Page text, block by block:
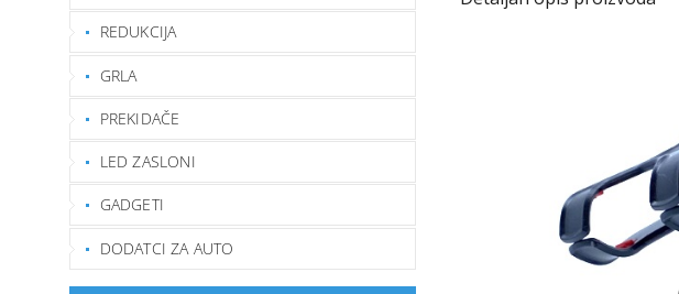
REDUKCIJA
GRLA
PREKIDAČE
LED ZASLONI
GADGETI
DODATCI ZA AUTO